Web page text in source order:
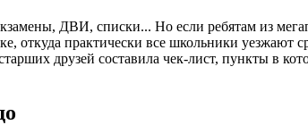
ДВИ, списки... Но если ребятам из
откуда практически все школьники уезжают
друзей составила чек-лист, пункты в